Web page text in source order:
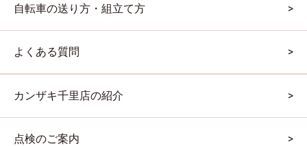
自転車の送り方・組立て方
よくある質問
カンザキ千里店の紹介
点検のご案内